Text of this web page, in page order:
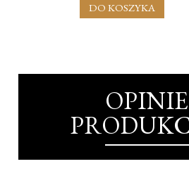
DO KOSZYKA